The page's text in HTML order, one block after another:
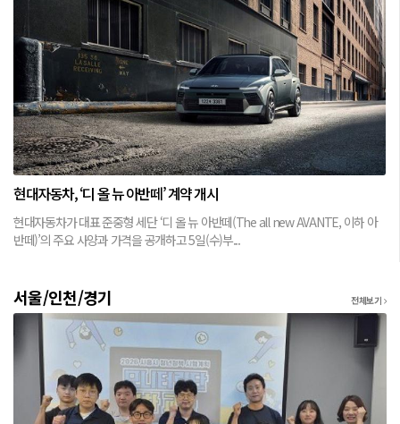
현대자동차, ‘디 올 뉴 아반떼’ 계약 개시
현대자동차가 대표 준중형 세단 ‘디 올 뉴 아반떼(The all new AVANTE, 이하 아
반떼)’의 주요 사양과 가격을 공개하고 5일(수)부...
서울/인천/경기 전체보기